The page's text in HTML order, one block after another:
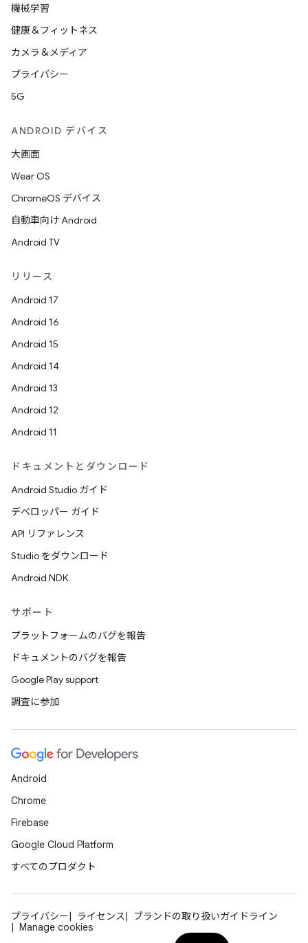
機械学習
健康＆フィットネス
カメラ＆メディア
プライバシー
5G
ANDROID デバイス
大画面
Wear OS
ChromeOS デバイス
自動車向け Android
Android TV
リリース
Android 17
Android 16
Android 15
Android 14
Android 13
Android 12
Android 11
ドキュメントとダウンロード
Android Studio ガイド
デベロッパー ガイド
API リファレンス
Studio をダウンロード
Android NDK
サポート
プラットフォームのバグを報告
ドキュメントのバグを報告
Google Play support
調査に参加
Android
Chrome
Firebase
Google Cloud Platform
すべてのプロダクト
プライバシー ライセンス
ブランドの取り扱いガイドライン
Manage cookies